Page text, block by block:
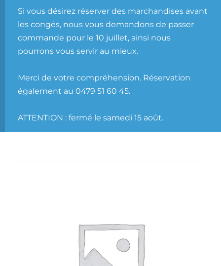
Si vous désirez réserver des marchandises avant
les congés, nous vous demandons de passer
commande pour le 10 juillet, ainsi nous
pourrons vous servir au mieux.
Merci de votre compréhension. Réservation
également au 0479 51 60 45.
ATTENTION : fermé le samedi 15 août.